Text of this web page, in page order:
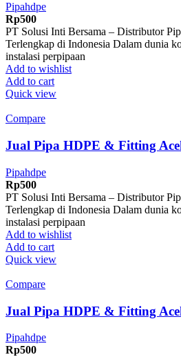
Pipahdpe
Rp500
PT Solusi Inti Bersama – Distributor
Terlengkap di Indonesia Dalam dunia
instalasi perpipaan
Add to wishlist
Add to cart
Quick view
Compare
Jual Pipa HDPE & Fitting
Pipahdpe
Rp500
PT Solusi Inti Bersama – Distributor
Terlengkap di Indonesia Dalam dunia
instalasi perpipaan
Add to wishlist
Add to cart
Quick view
Compare
Jual Pipa HDPE & Fitting
Pipahdpe
Rp500